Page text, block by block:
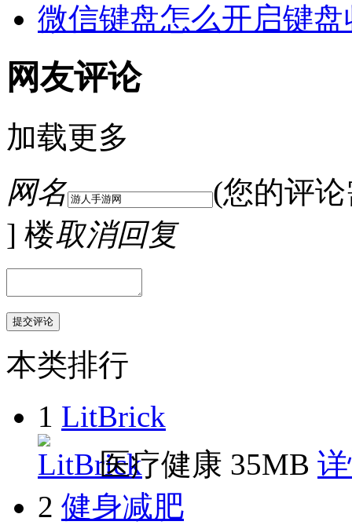
微信键盘怎么开启键
网友评论
加载更多
网名
(您的评
] 楼取消回复
本类排行
1 LitBrick
医疗健康 35MB
2 健身减肥